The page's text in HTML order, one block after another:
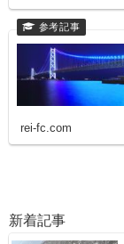
rei-fc.com
新着記事